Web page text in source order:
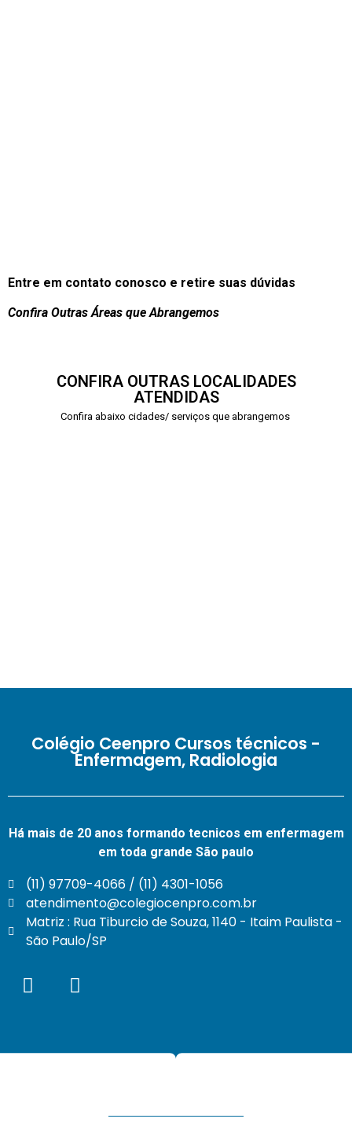
Entre em contato conosco e retire suas dúvidas
Confira Outras Áreas que Abrangemos
CONFIRA OUTRAS LOCALIDADES
ATENDIDAS
Confira abaixo cidades/ serviços que abrangemos
Colégio Ceenpro Cursos técnicos -
Enfermagem, Radiologia
Há mais de 20 anos formando tecnicos em enfermagem
em toda grande São paulo
(11) 97709-4066 / (11) 4301-1056
atendimento@colegiocenpro.com.br
Matriz : Rua Tiburcio de Souza, 1140 - Itaim Paulista -
São Paulo/SP